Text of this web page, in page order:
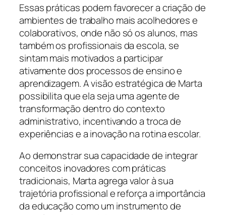
Essas práticas podem favorecer a criação de
ambientes de trabalho mais acolhedores e
colaborativos, onde não só os alunos, mas
também os profissionais da escola, se
sintam mais motivados a participar
ativamente dos processos de ensino e
aprendizagem. A visão estratégica de Marta
possibilita que ela seja uma agente de
transformação dentro do contexto
administrativo, incentivando a troca de
experiências e a inovação na rotina escolar.
Ao demonstrar sua capacidade de integrar
conceitos inovadores com práticas
tradicionais, Marta agrega valor à sua
trajetória profissional e reforça a importância
da educação como um instrumento de